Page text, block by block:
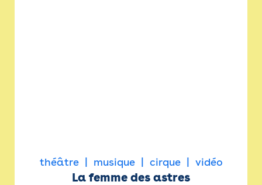
théâtre musique cirque vidéo
La femme des astres